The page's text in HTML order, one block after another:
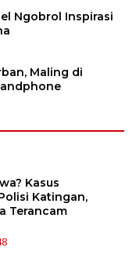
Ngobrol Inspirasi
Maling di
Kasus
Katingan,
Terancam